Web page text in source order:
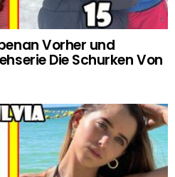
Vorher und
Die Schurken Von